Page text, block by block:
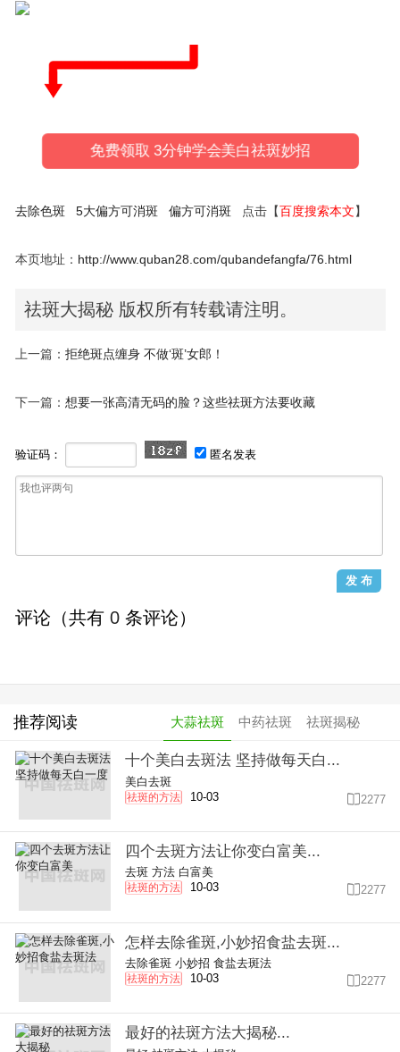
免费领取 3分钟学会美白祛斑妙招
去除色斑 5大偏方可消斑 偏方可消斑点击【百度搜索本文】
本页地址： http://www.quban28.com/qubandefangfa/76.html
祛斑大揭秘 版权所有转载请注明。
上一篇： 拒绝斑点缠身 不做‘斑’女郎！
下一篇： 想要一张高清无码的脸？这些祛斑方法要收藏
验证码： 匿名发表
评论（共有 0 条评论）
推荐阅读 大蒜祛斑 中药祛斑 祛斑揭秘
十个美白去斑法 坚持做每天白...
美白去斑
祛斑的方法 10-03  2277
四个去斑方法让你变白富美...
去斑 方法 白富美
祛斑的方法 10-03 2277
怎样去除雀斑,小妙招食盐去斑...
去除雀斑 小妙招 食盐去斑法
祛斑的方法 10-03  2277
最好的祛斑方法大揭秘...